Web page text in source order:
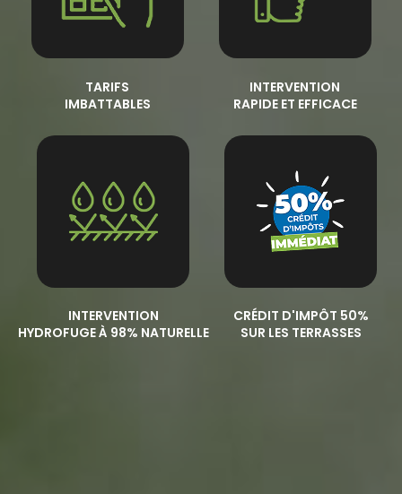
TARIFS
IMBATTABLES
INTERVENTION
RAPIDE ET EFFICACE
INTERVENTION
HYDROFUGE À 98% NATURELLE
CRÉDIT D'IMPÔT 50%
SUR LES TERRASSES